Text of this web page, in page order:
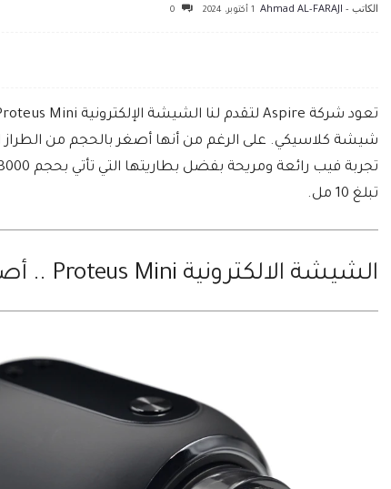
الكاتب - Ahmad AL-FARAJI 1 أكتوبر، 2024 0
شيشة كلاسيكي. على الرغم من أنها أصغر بالحجم من الطراز
تبلغ 10 مل.
الشيشة الالكترونية Proteus Mini .. أصغر ولكنها فعالة